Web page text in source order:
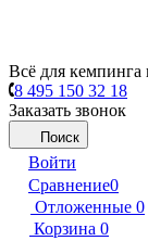
Всё для кемпинга
8 495 150 32 18
Заказать звонок
Поиск
Войти
Сравнение0
Отложенные 0
Корзина 0